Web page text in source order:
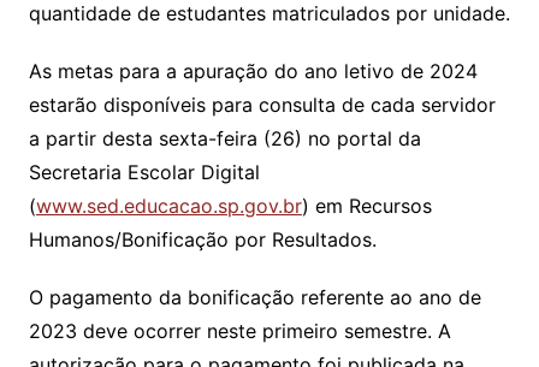
quantidade de estudantes matriculados por unidade.
As metas para a apuração do ano letivo de 2024
estarão disponíveis para consulta de cada servidor
a partir desta sexta-feira (26) no portal da
Secretaria Escolar Digital
(www.sed.educacao.sp.gov.br) em Recursos
Humanos/Bonificação por Resultados.
O pagamento da bonificação referente ao ano de
2023 deve ocorrer neste primeiro semestre. A